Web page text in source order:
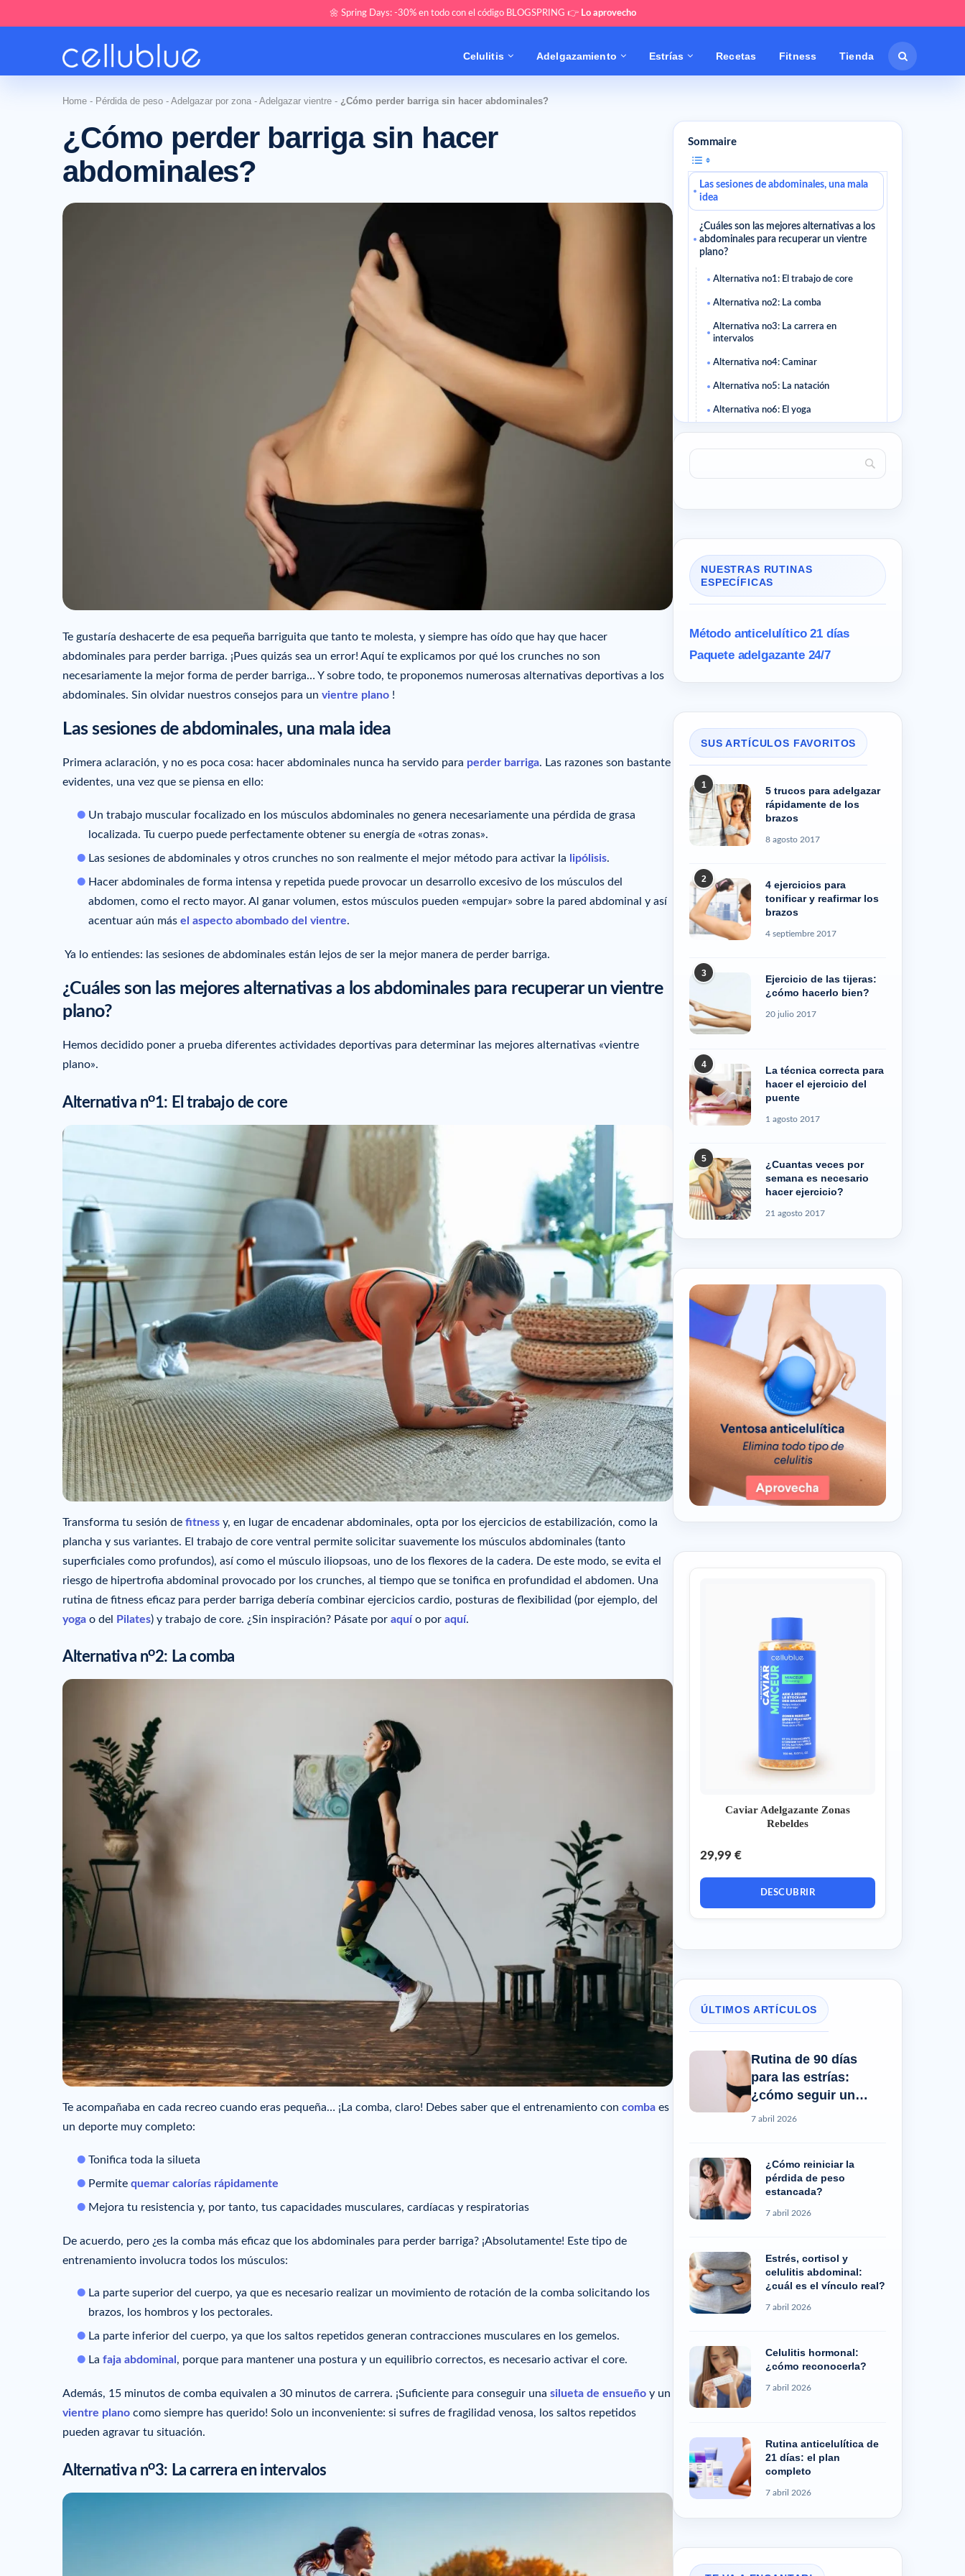
🌼 Spring Days: -30% en todo con el código BLOGSPRING 👉 Lo aprovecho
Celulitis Adelgazamiento Estrías Recetas Fitness Tienda
Home - Pérdida de peso - Adelgazar por zona - Adelgazar vientre - ¿Cómo perder barriga sin hacer abdominales?
¿Cómo perder barriga sin hacer
abdominales?
Te gustaría deshacerte de esa pequeña barriguita que tanto te molesta, y siempre has oído que hay que hacer
abdominales para perder barriga. ¡Pues quizás sea un error! Aquí te explicamos por qué los crunches no son
necesariamente la mejor forma de perder barriga… Y sobre todo, te proponemos numerosas alternativas deportivas a los
abdominales. Sin olvidar nuestros consejos para un vientre plano !
Las sesiones de abdominales, una mala idea
Primera aclaración, y no es poca cosa: hacer abdominales nunca ha servido para perder barriga. Las razones son bastante
evidentes, una vez que se piensa en ello:
Un trabajo muscular focalizado en los músculos abdominales no genera necesariamente una pérdida de grasa
localizada. Tu cuerpo puede perfectamente obtener su energía de «otras zonas».
Las sesiones de abdominales y otros crunches no son realmente el mejor método para activar la lipólisis.
Hacer abdominales de forma intensa y repetida puede provocar un desarrollo excesivo de los músculos del
abdomen, como el recto mayor. Al ganar volumen, estos músculos pueden «empujar» sobre la pared abdominal y así
acentuar aún más el aspecto abombado del vientre.
Ya lo entiendes: las sesiones de abdominales están lejos de ser la mejor manera de perder barriga.
¿Cuáles son las mejores alternativas a los abdominales para recuperar un vientre
plano?
Hemos decidido poner a prueba diferentes actividades deportivas para determinar las mejores alternativas «vientre
plano».
Alternativa no1: El trabajo de core
Transforma tu sesión de fitness y, en lugar de encadenar abdominales, opta por los ejercicios de estabilización, como la
plancha y sus variantes. El trabajo de core ventral permite solicitar suavemente los músculos abdominales (tanto
superficiales como profundos), así como el músculo iliopsoas, uno de los flexores de la cadera. De este modo, se evita el
riesgo de hipertrofia abdominal provocado por los crunches, al tiempo que se tonifica en profundidad el abdomen. Una
rutina de fitness eficaz para perder barriga debería combinar ejercicios cardio, posturas de flexibilidad (por ejemplo, del
yoga o del Pilates) y trabajo de core. ¿Sin inspiración? Pásate por aquí o por aquí.
Alternativa no2: La comba
Te acompañaba en cada recreo cuando eras pequeña… ¡La comba, claro! Debes saber que el entrenamiento con comba es
un deporte muy completo:
Tonifica toda la silueta
Permite quemar calorías rápidamente
Mejora tu resistencia y, por tanto, tus capacidades musculares, cardíacas y respiratorias
De acuerdo, pero ¿es la comba más eficaz que los abdominales para perder barriga? ¡Absolutamente! Este tipo de
entrenamiento involucra todos los músculos:
La parte superior del cuerpo, ya que es necesario realizar un movimiento de rotación de la comba solicitando los
brazos, los hombros y los pectorales.
La parte inferior del cuerpo, ya que los saltos repetidos generan contracciones musculares en los gemelos.
La faja abdominal , porque para mantener una postura y un equilibrio correctos, es necesario activar el core.
Además, 15 minutos de comba equivalen a 30 minutos de carrera. ¡Suficiente para conseguir una silueta de ensueño y un
vientre plano como siempre has querido! Solo un inconveniente: si sufres de fragilidad venosa, los saltos repetidos
pueden agravar tu situación.
Alternativa no3: La carrera en intervalos
Sommaire
Las sesiones de abdominales, una mala
idea
¿Cuáles son las mejores alternativas a los
abdominales para recuperar un vientre
plano?
Alternativa no1: El trabajo de core
Alternativa no2: La comba
Alternativa no3: La carrera en
intervalos
Alternativa no4: Caminar
Alternativa no5: La natación
Alternativa no6: El yoga
deportiva para perder barriga?
1- Comemos bien
Artículos relacionados
NUESTRAS RUTINAS
ESPECÍFICAS
Método anticelulítico 21 días
Paquete adelgazante 24/7
SUS ARTÍCULOS FAVORITOS
1
5 trucos para adelgazar
rápidamente de los
brazos
8 agosto 2017
2
4 ejercicios para
tonificar y reafirmar los
brazos
4 septiembre 2017
3
Ejercicio de las tijeras:
¿cómo hacerlo bien?
20 julio 2017
4
La técnica correcta para
hacer el ejercicio del
puente
1 agosto 2017
5
¿Cuantas veces por
semana es necesario
hacer ejercicio?
21 agosto 2017
Caviar Adelgazante Zonas
Rebeldes
29,99 €
DESCUBRIR
ÚLTIMOS ARTÍCULOS
Rutina de 90 días
para las estrías:
¿cómo seguir un
progreso real?
7 abril 2026
¿Cómo reiniciar la
pérdida de peso
estancada?
7 abril 2026
Estrés, cortisol y
celulitis abdominal:
¿cuál es el vínculo real?
7 abril 2026
Celulitis hormonal:
¿cómo reconocerla?
7 abril 2026
Rutina anticelulítica de
21 días: el plan
completo
7 abril 2026